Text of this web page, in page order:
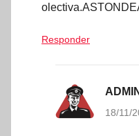
Responder
18/11/